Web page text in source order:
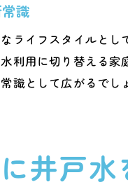
熊本県で選ばれる
井戸水対応エコキュー
井戸水対応エコキ
水質に強いエコキ
エコキュート選
熊本県で安心の井
識
ライフスタイルと
利用に切り替える
識として広がるでし
井戸